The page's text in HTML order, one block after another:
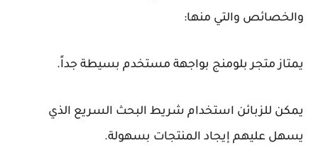
والخصائص والتي منها:
يمتاز متجر بلومنج بواجهة مستخدم بسيطة جداً.
يمكن للزبائن استخدام شريط البحث السريع الذي
يسهل عليهم إيجاد المنتجات بسهولة.